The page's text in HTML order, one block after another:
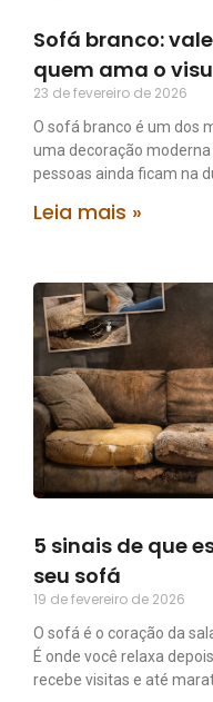
Sofá branco:
quem ama o
23 de fevereiro de 2026
O sofá branco é um dos
uma decoração
pessoas ainda ficam na
Leia mais »
5 sinais de que
seu sofá
19 de fevereiro de 2026
O sofá é o coração da
É onde você relaxa
recebe visitas e até